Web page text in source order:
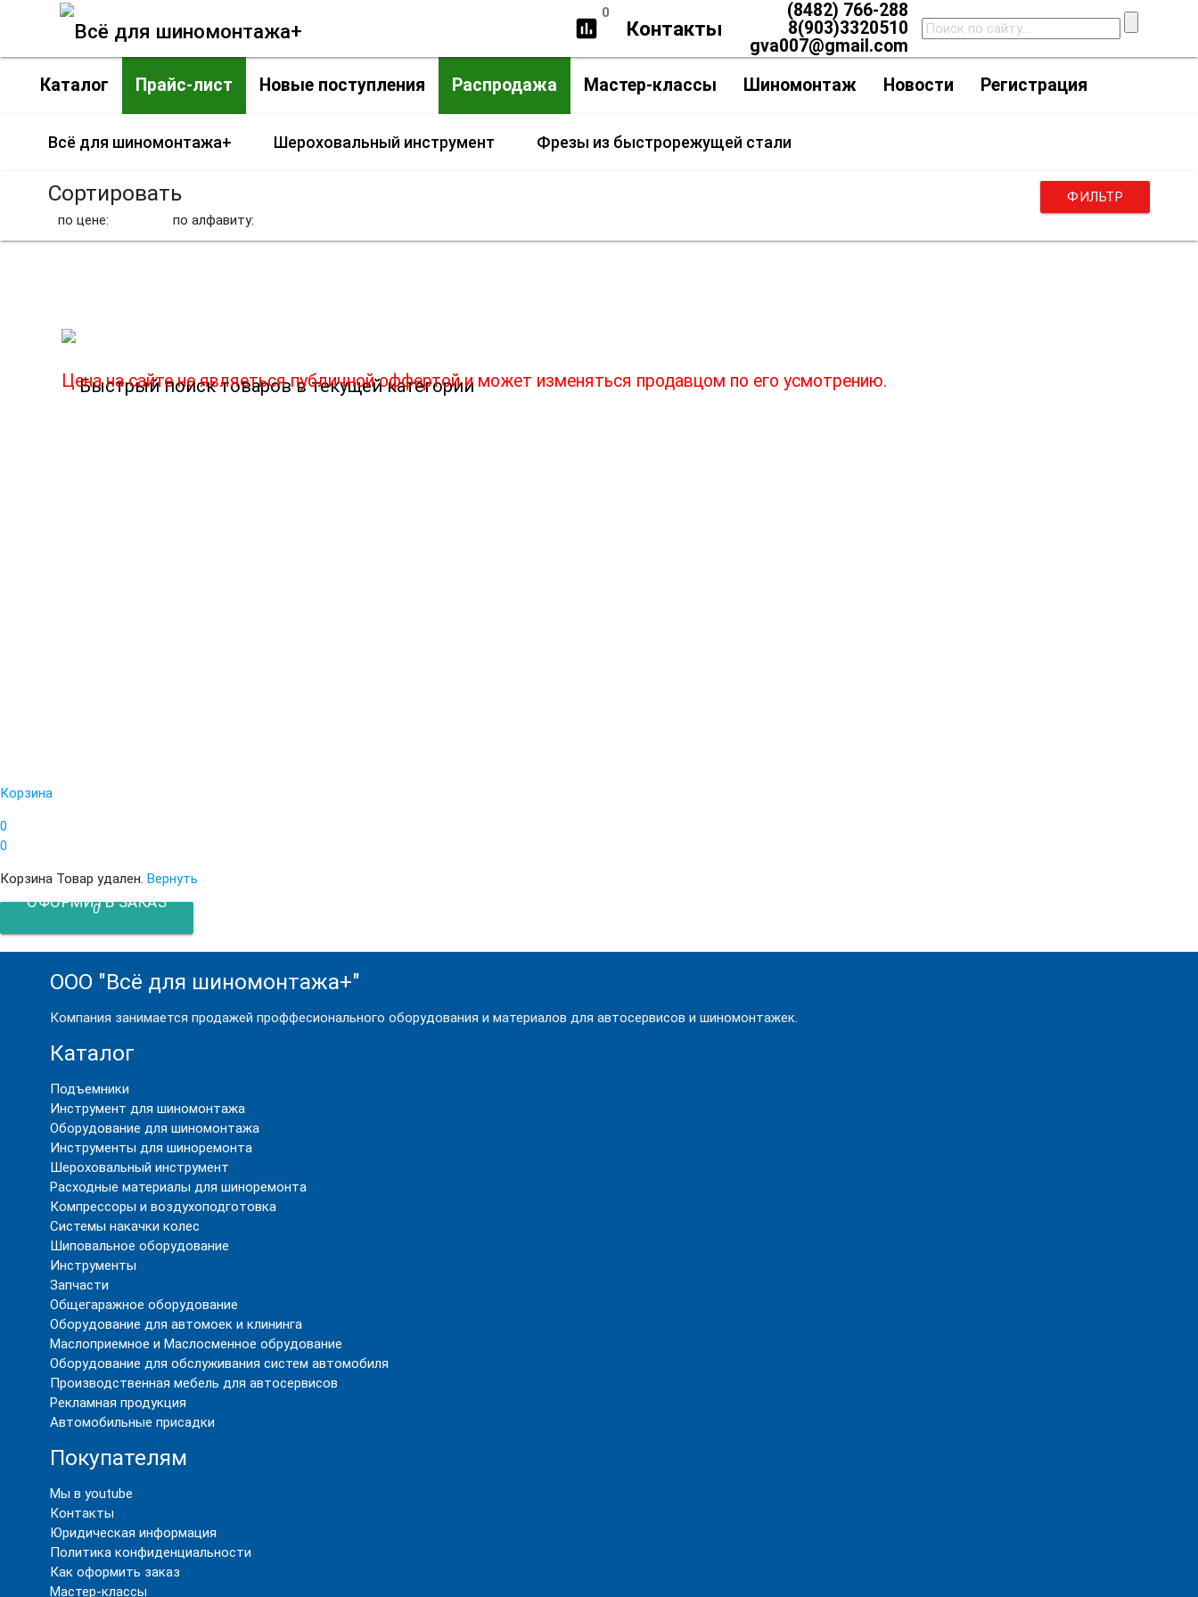
insert_chart
0
Контакты
(8482) 766-288
8(903)3320510
gva007@gmail.com
Каталог
Прайс-лист Новые поступления Распродажа Мастер-классы Шиномонтаж Новости Регистрация
Всё для шиномонтажа+ Шероховальный инструмент Фрезы из быстрорежущей стали
ФИЛЬТР
Сортировать
по цене: по алфавиту:
Цена на сайте не являеться публичной оффертой и может изменяться продавцом по его усмотрению.
Корзина
0
0
Корзина Товар удален. Вернуть
0
ОФОРМИТЬ ЗАКАЗ
ООО "Всё для шиномонтажа+"
Компания занимается продажей проффесионального оборудования и материалов для автосервисов и шиномонтажек.
Каталог
Подъемники
Инструмент для шиномонтажа
Оборудование для шиномонтажа
Инструменты для шиноремонта
Шероховальный инструмент
Расходные материалы для шиноремонта
Компрессоры и воздухоподготовка
Системы накачки колес
Шиповальное оборудование
Инструменты
Запчасти
Общегаражное оборудование
Оборудование для автомоек и клининга
Маслоприемное и Маслосменное обрудование
Оборудование для обслуживания систем автомобиля
Производственная мебель для автосервисов
Рекламная продукция
Автомобильные присадки
Покупателям
Мы в youtube
Контакты
Юридическая информация
Политика конфиденциальности
Как оформить заказ
Мастер-классы